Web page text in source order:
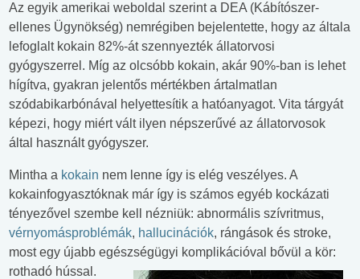
Az egyik amerikai weboldal szerint a DEA (Kábítószer-
ellenes Ügynökség) nemrégiben bejelentette, hogy az általa
lefoglalt kokain 82%-át szennyezték állatorvosi
gyógyszerrel. Míg az olcsóbb kokain, akár 90%-ban is lehet
hígítva, gyakran jelentős mértékben ártalmatlan
szódabikarbónával helyettesítik a hatóanyagot. Vita tárgyát
képezi, hogy miért vált ilyen népszerűvé az állatorvosok
által használt gyógyszer.
Mintha a kokain nem lenne így is elég veszélyes. A
kokainfogyasztóknak már így is számos egyéb kockázati
tényezővel szembe kell nézniük: abnormális szívritmus,
vérnyomásproblémák, hallucinációk, rángások és stroke,
most egy újabb egészségügyi komplikációval bővül a kör:
rothadó hússal.